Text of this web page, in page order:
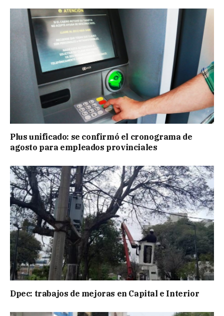
Plus unificado: se confirmó el cronograma de
agosto para empleados provinciales
Dpec: trabajos de mejoras en Capital e Interior